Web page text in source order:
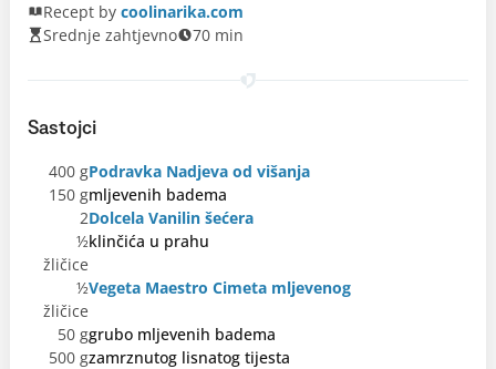
Recept by coolinarika.com
Srednje zahtjevno
70 min
Sastojci
400 gPodravka Nadjeva od višanja
150 gmljevenih badema
2Dolcela Vanilin šećera
½
žličice
klinčića u prahu
½
žličice
Vegeta Maestro Cimeta mljevenog
50 ggrubo mljevenih badema
500 gzamrznutog lisnatog tijesta